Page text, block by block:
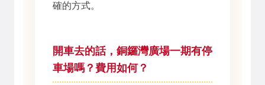
確的方式。
開車去的話，銅鑼灣廣場一期有停
車場嗎？費用如何？